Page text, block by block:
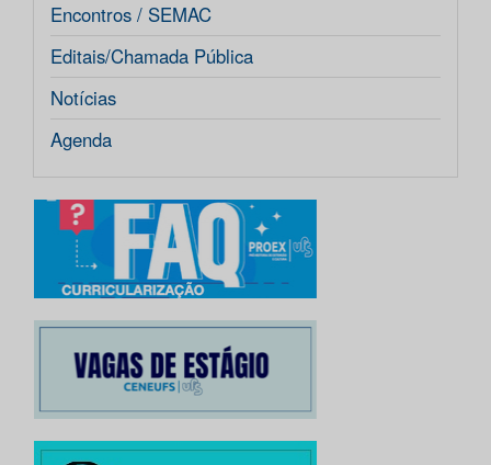
Encontros / SEMAC
Editais/Chamada Pública
Notícias
Agenda